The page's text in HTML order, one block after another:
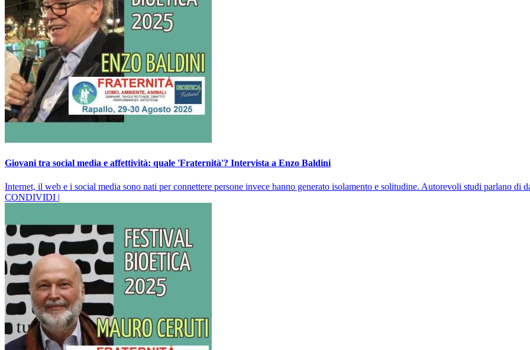
Giovani tra social media e affettività: quale 'Fraternità'? Intervista a Enzo Baldini
Internet, il web e i social media sono nati per connettere persone invece hanno generato isolamento e solitudine. Autorevoli studi parlano di
CONDIVIDI |